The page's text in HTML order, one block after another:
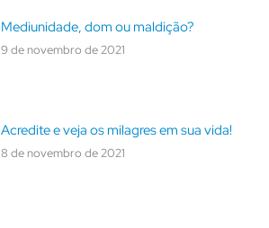
Mediunidade, dom ou maldição?
9 de novembro de 2021
Acredite e veja os milagres em sua vida!
8 de novembro de 2021